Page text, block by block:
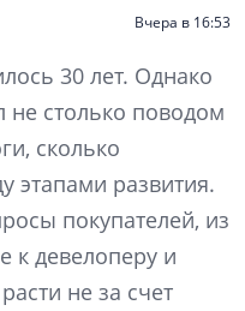
Вчера в 16:53
30 лет. Однако
не столько поводом
сколько
развития.
покупателей, из
к девелоперу и
не за счет